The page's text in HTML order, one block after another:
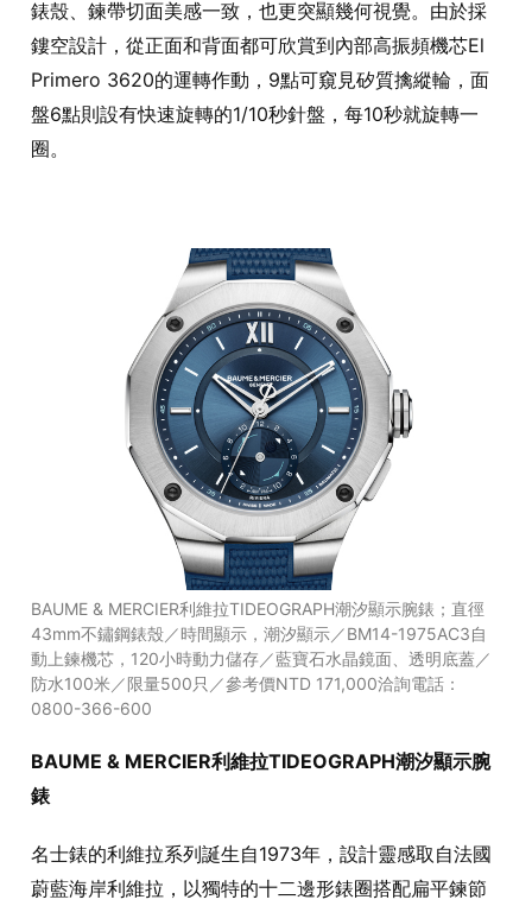
錶殼、鍊帶切面美感一致，也更突顯幾何視覺。由於採
鏤空設計，從正面和背面都可欣賞到內部高振頻機芯El
Primero 3620的運轉作動，9點可窺見矽質擒縱輪，面
盤6點則設有快速旋轉的1/10秒針盤，每10秒就旋轉一
圈。
BAUME & MERCIER利維拉TIDEOGRAPH潮汐顯示腕錶；直徑
43mm不鏽鋼錶殼／時間顯示，潮汐顯示／BM14-1975AC3自
動上鍊機芯，120小時動力儲存／藍寶石水晶鏡面、透明底蓋／
防水100米／限量500只／參考價NTD 171,000洽詢電話：
0800-366-600
BAUME & MERCIER利維拉TIDEOGRAPH潮汐顯示腕
錶
名士錶的利維拉系列誕生自1973年，設計靈感取自法國
蔚藍海岸利維拉，以獨特的十二邊形錶圈搭配扁平鍊節